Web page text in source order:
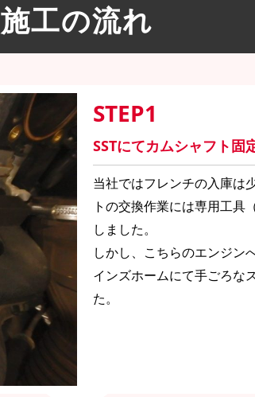
施工の流れ
STEP1
SSTにてカムシャフト固
当社ではフレンチの入庫は
トの交換作業には専用工具
しました。
しかし、こちらのエンジン
インズホームにて手ごろな
た。